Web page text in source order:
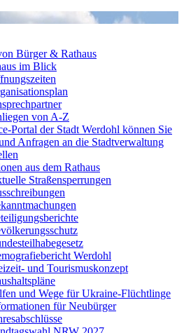
Bürger & Rathaus
im Blick
von A-Z
Portal der Stadt Werdohl können Sie
Anfragen an die Stadtverwaltung
aus dem Rathaus
Straßensperrungen
Werdohl
und Tourismuskonzept
und Wege für Ukraine-Flüchtlinge
für Neubürger